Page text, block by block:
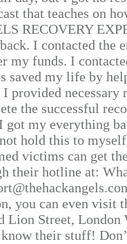
that teaches on
RECOVERY
I contacted the
my funds. I
saved my life by
I provided
the successful
got my everything
hold this to
victims can get
their hotline at:
you can even visit
Lion Street, London
their stuff!